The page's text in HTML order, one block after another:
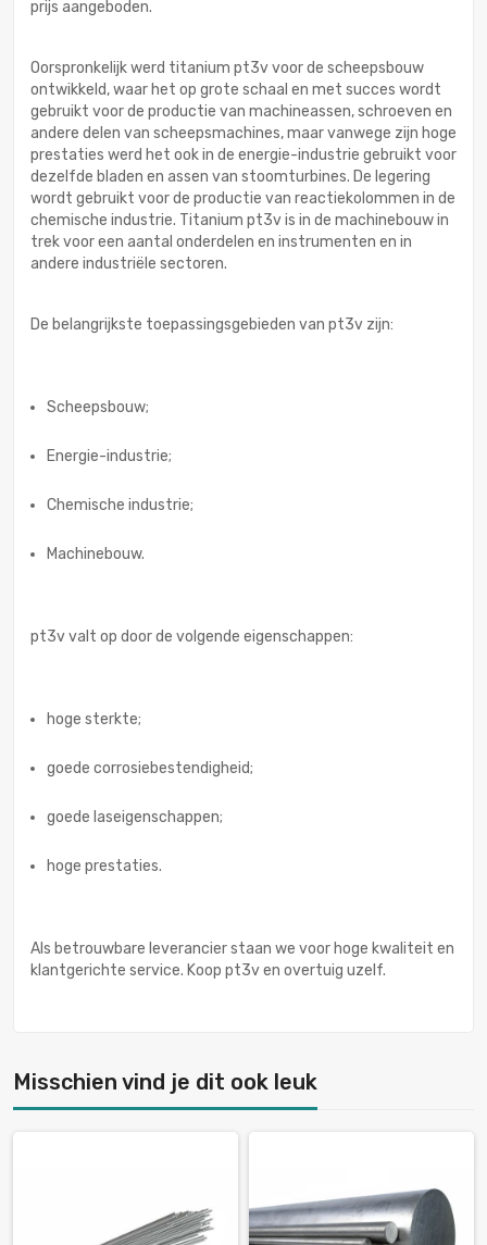
prijs aangeboden.
Oorspronkelijk werd titanium pt3v voor de scheepsbouw
ontwikkeld, waar het op grote schaal en met succes wordt
gebruikt voor de productie van machineassen, schroeven en
andere delen van scheepsmachines, maar vanwege zijn hoge
prestaties werd het ook in de energie-industrie gebruikt voor
dezelfde bladen en assen van stoomturbines. De legering
wordt gebruikt voor de productie van reactiekolommen in de
chemische industrie. Titanium pt3v is in de machinebouw in
trek voor een aantal onderdelen en instrumenten en in
andere industriële sectoren.
De belangrijkste toepassingsgebieden van pt3v zijn:
Scheepsbouw;
Energie-industrie;
Chemische industrie;
Machinebouw.
pt3v valt op door de volgende eigenschappen:
hoge sterkte;
goede corrosiebestendigheid;
goede laseigenschappen;
hoge prestaties.
Als betrouwbare leverancier staan we voor hoge kwaliteit en
klantgerichte service. Koop pt3v en overtuig uzelf.
Misschien vind je dit ook leuk